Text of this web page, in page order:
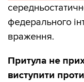
федерального
враження.
Притула не
виступити